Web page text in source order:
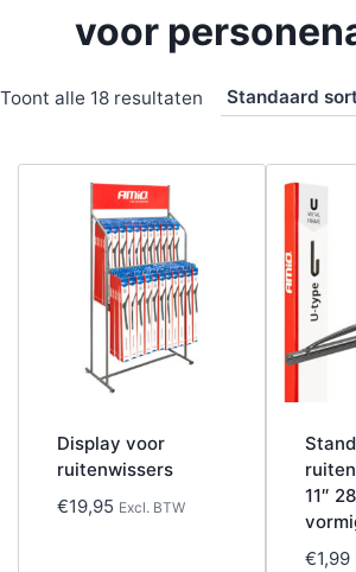
voor
Toont alle 18 resultaten
Display voor
ruitenwissers
€19,95 Excl. BTW
11″
€1,99